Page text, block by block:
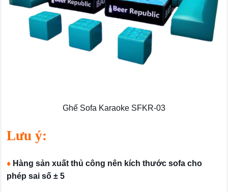
Ghế Sofa Karaoke SFKR-03
Lưu ý:
♦ Hàng sản xuất thủ công nên kích thước sofa cho
phép sai số ± 5